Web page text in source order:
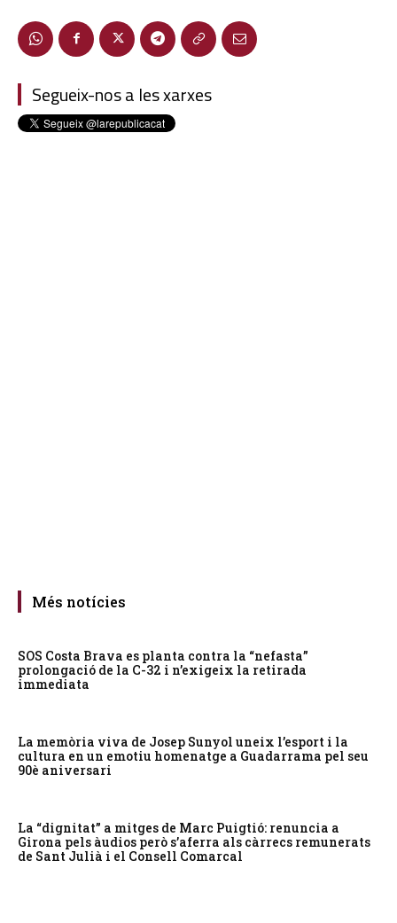
Segueix-nos a les xarxes
Més notícies
SOS Costa Brava es planta contra la “nefasta”
prolongació de la C-32 i n’exigeix la retirada
immediata
La memòria viva de Josep Sunyol uneix l’esport i la
cultura en un emotiu homenatge a Guadarrama pel seu
90è aniversari
La “dignitat” a mitges de Marc Puigtió: renuncia a
Girona pels àudios però s’aferra als càrrecs remunerats
de Sant Julià i el Consell Comarcal